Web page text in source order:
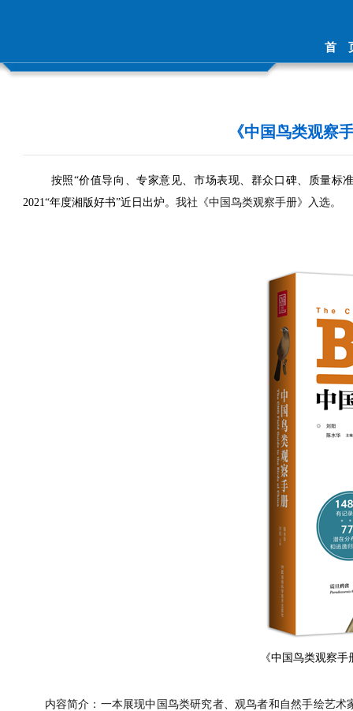
首
《中国鸟类观察
按照“价值导向、专家意见、市场表现、群众口碑、质量标
2021“年度湘版好书”近日出炉。 我社《中国鸟类观察手册》入选。
《中国鸟类观察手
内容简介：一本展现中国鸟类研究者、观鸟者和自然手绘艺术